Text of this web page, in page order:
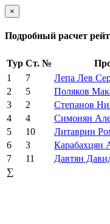
×
Подробный расчет
Тур Ст. №
1
7 Лепа Лев
2
5 Поляков
3
2 Степанов
4
4 Симонян
5
10 Литаврин
6
3 Карабахцян
7
11 Давтян
∑